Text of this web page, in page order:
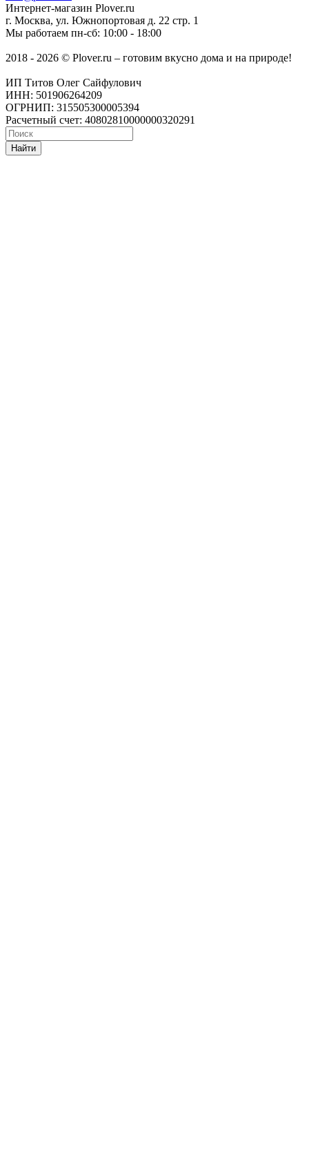
Интернет-магазин Plover.ru
г. Москва, ул. Южнопортовая д. 22 стр. 1
Мы работаем пн-сб: 10:00 - 18:00
2018 - 2026 © Plover.ru – готовим вкусно дома и на природе!
ИП Титов Олег Сайфулович
ИНН: 501906264209
ОГРНИП: 315505300005394
Расчетный счет: 40802810000000320291
Найти